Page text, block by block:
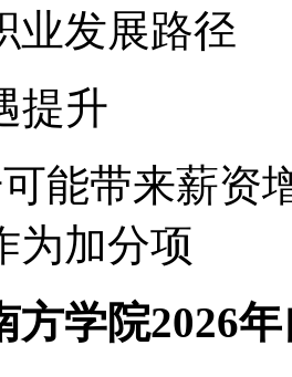
业发展路径
提升
能带来薪资
为加分项
方学院2026